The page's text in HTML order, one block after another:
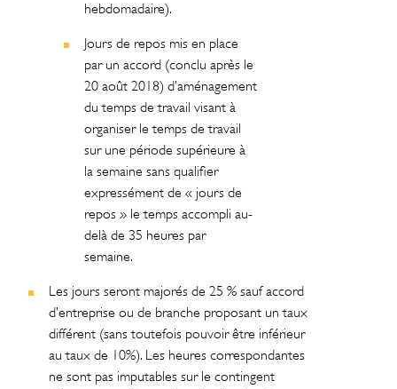
hebdomadaire).
Jours de repos mis en place
par un accord (conclu après le
20 août 2018) d’aménagement
du temps de travail visant à
organiser le temps de travail
sur une période supérieure à
la semaine sans qualifier
expressément de « jours de
repos » le temps accompli au-
delà de 35 heures par
semaine.
Les jours seront majorés de 25 % sauf accord
d’entreprise ou de branche proposant un taux
différent (sans toutefois pouvoir être inférieur
au taux de 10%). Les heures correspondantes
ne sont pas imputables sur le contingent